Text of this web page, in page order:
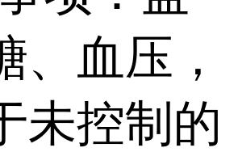
、血压，
未控制的